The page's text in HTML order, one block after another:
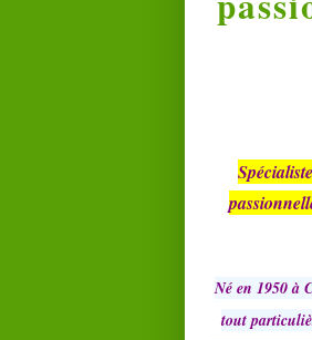
Né en 1950 à
tout